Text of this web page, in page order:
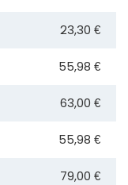
23,30 €
55,98 €
63,00 €
55,98 €
79,00 €